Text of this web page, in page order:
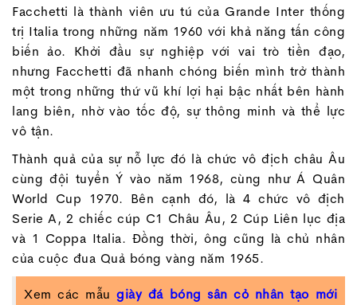
Facchetti là thành viên ưu tú của Grande Inter thống
trị Italia trong những năm 1960 với khả năng tấn công
biến ảo. Khởi đầu sự nghiệp với vai trò tiền đạo,
nhưng Facchetti đã nhanh chóng biến mình trở thành
một trong những thứ vũ khí lợi hại bậc nhất bên hành
lang biên, nhờ vào tốc độ, sự thông minh và thể lực
vô tận.
Thành quả của sự nỗ lực đó là chức vô địch châu Âu
cùng đội tuyển Ý vào năm 1968, cùng như Á Quân
World Cup 1970. Bên cạnh đó, là 4 chức vô địch
Serie A, 2 chiếc cúp C1 Châu Âu, 2 Cúp Liên lục địa
và 1 Coppa Italia. Đồng thời, ông cũng là chủ nhân
của cuộc đua Quả bóng vàng năm 1965.
Xem các mẫugiày đá bóng sân cỏ nhân tạo mới